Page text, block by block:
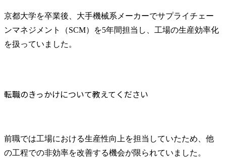
京都大学を卒業後、大手機械系メーカーでサプライチェー
ンマネジメント（SCM）を5年間担当し、工場の生産効率化
を扱っていました。
転職のきっかけについて教えてください
前職では工場における生産性向上を担当していたため、他
の工程での非効率を改善する機会が限られていました。